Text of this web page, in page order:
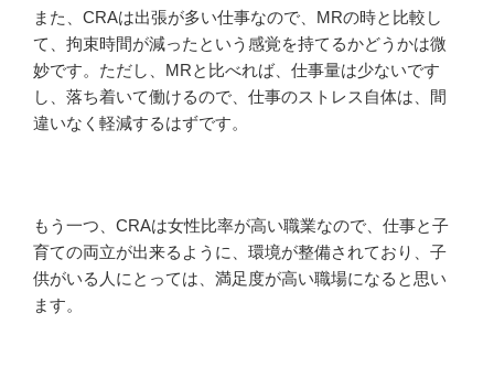
また、CRAは出張が多い仕事なので、MRの時と比較し
て、拘束時間が減ったという感覚を持てるかどうかは微
妙です。ただし、MRと比べれば、仕事量は少ないです
し、落ち着いて働けるので、仕事のストレス自体は、間
違いなく軽減するはずです。
もう一つ、CRAは女性比率が高い職業なので、仕事と子
育ての両立が出来るように、環境が整備されており、子
供がいる人にとっては、満足度が高い職場になると思い
ます。